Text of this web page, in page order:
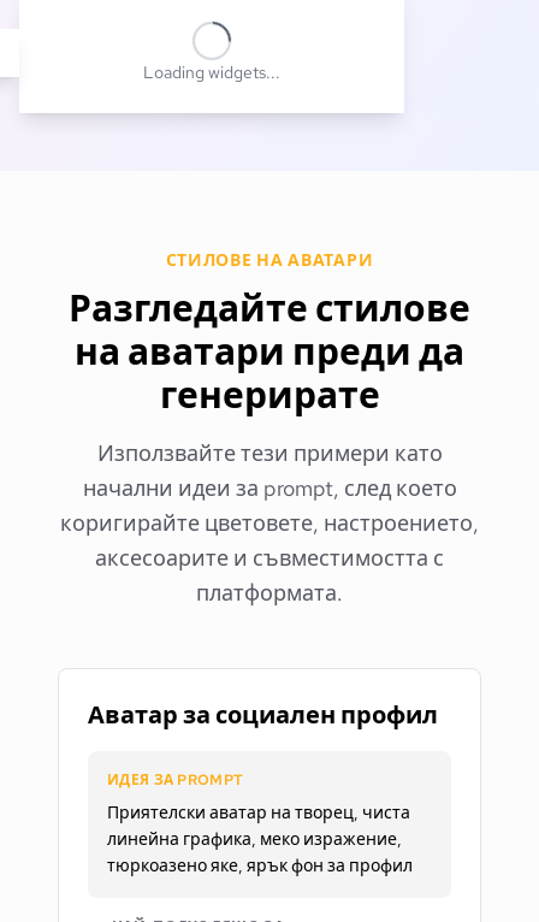
Loading widgets...
СТИЛОВЕ НА АВАТАРИ
Разгледайте стилове
на аватари преди да
генерирате
Използвайте тези примери като
начални идеи за prompt, след което
коригирайте цветовете, настроението,
аксесоарите и съвместимостта с
платформата.
Аватар за социален профил
ИДЕЯ ЗА PROMPT
Приятелски аватар на творец, чиста
линейна графика, меко изражение,
тюркоазено яке, ярък фон за профил